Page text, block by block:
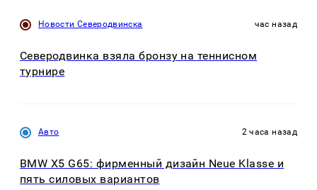
Новости Северодвинска час назад
Северодвинка взяла бронзу на теннисном
турнире
Авто 2 часа назад
BMW X5 G65: фирменный дизайн Neue Klasse и
пять силовых вариантов